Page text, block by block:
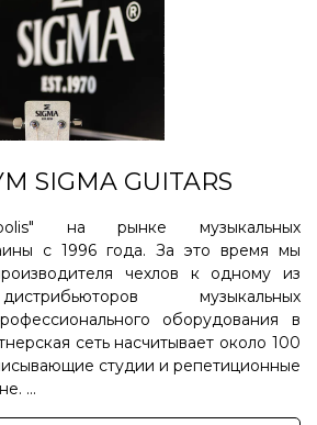
SIGMA GUITARS
на рынке музыкальных
с 1996 года. За это время мы
чехлов к одному из
музыкальных
оборудования в
сеть насчитывает около 100
студии и репетиционные
...